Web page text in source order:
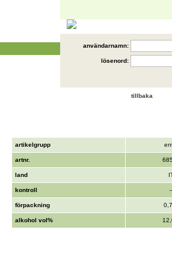
användarnamn:
lösenord:
tillbaka
artikelgrupp
artnr.
land
kontroll
förpackning
alkohol vol%